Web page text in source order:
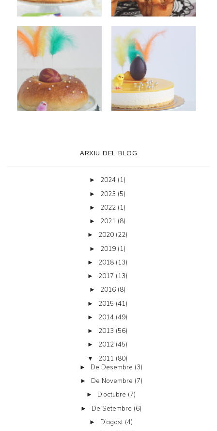
ARXIU DEL BLOG
► 2024 (1)
► 2023 (5)
► 2022 (1)
► 2021 (8)
► 2020 (22)
► 2019 (1)
► 2018 (13)
► 2017 (13)
► 2016 (8)
► 2015 (41)
► 2014 (49)
► 2013 (56)
► 2012 (45)
▼ 2011 (80)
► De Desembre (3)
► De Novembre (7)
► D’octubre (7)
► De Setembre (6)
► D’agost (4)